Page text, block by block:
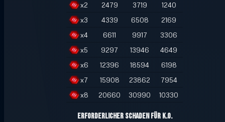
x2 2479 3719
1240
x3 4339 6508
2169
x4 6611 9917
3306
x5 9297 13946
4649
x6 12396 18594
6198
x7 15908 23862
7954
x8 20660 30990 10330
Erforderlicher Schaden für K.O.